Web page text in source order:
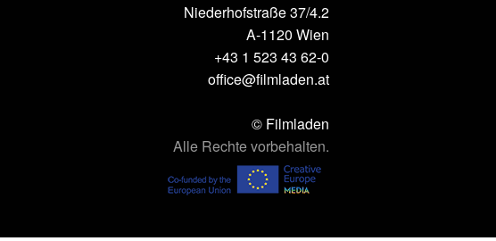
Niederhofstraße 37/4.2
A-1120 Wien
+43 1 523 43 62-0
office@filmladen.at
© Filmladen
Alle Rechte vorbehalten.